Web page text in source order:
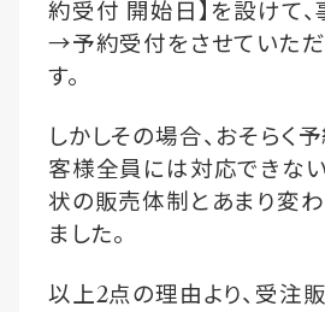
約受付 開始日】を設けて
→予約受付をさせていただ
す。
しかしその場合、おそらく
客様全員には対応できな
状の販売体制とあまり変
ました。
以上2点の理由より、受注